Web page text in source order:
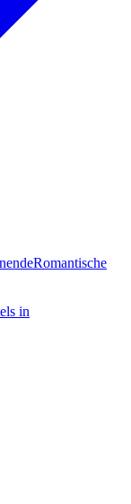
Romantische
in